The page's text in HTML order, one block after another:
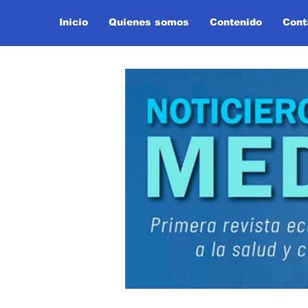
Inicio Quienes somos Contenido